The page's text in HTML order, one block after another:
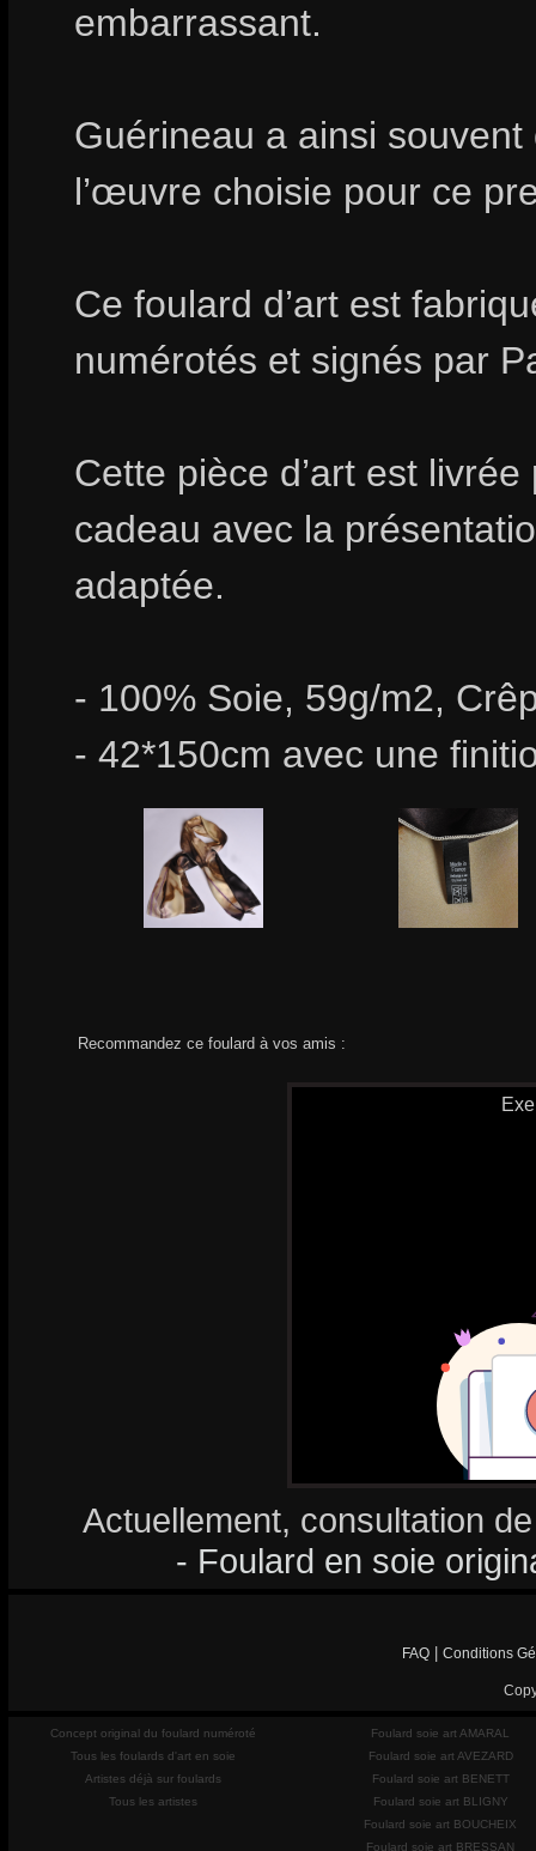
embarrassant.
Guérineau a ainsi
l’œuvre choisie pour ce
Ce foulard d’art est
numérotés et signés par
Cette pièce d’art est
cadeau avec la
adaptée.
- 100% Soie, 59g/m2,
- 42*150cm avec une
Recommandez ce foulard à vos amis :
Actuellement, consultation
- Foulard en soie
FAQ Conditions
Concept original du foulard numéroté
Tous les foulards d'art en soie
Artistes déjà sur foulards
Tous les artistes
Foulard soie art AMARAL
Foulard soie art AVEZARD
Foulard soie art BENETT
Foulard soie art BLIGNY
Foulard soie art BOUCHEIX
Foulard soie art BRESSAN